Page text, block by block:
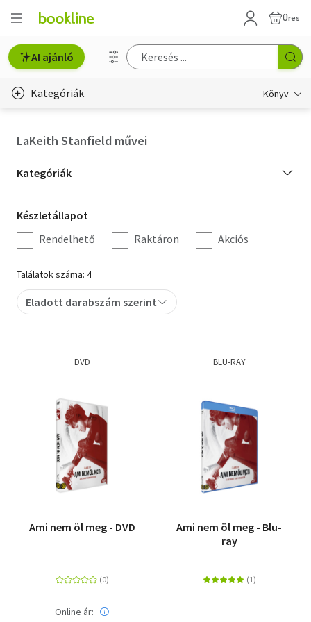
Üres
AI ajánló
Kategóriák Könyv
Hobbi, szabadidő
Irodalom
Művészet
Szakkönyv
Tankönyv, segédkönyv
Természettudomány
Történelem
LaKeith Stanfield művei
Kategória
szűrés
Kategóriák
Készletállapot
szűrés
Készletállapot
Rendelhető
Raktáron Akciós
Találatok száma: 4
Eladott darabszám szerint
DVD
Ami nem öl meg - DVD
Online ár:
BLU-RAY
Ami nem öl meg - Blu-
ray